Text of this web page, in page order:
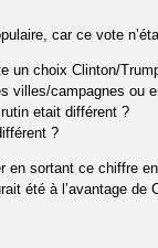
car ce vote
choix Clinton/
villes/campagnes ou
etait différent ?
?
en sortant ce chiffre
été à l’avantage